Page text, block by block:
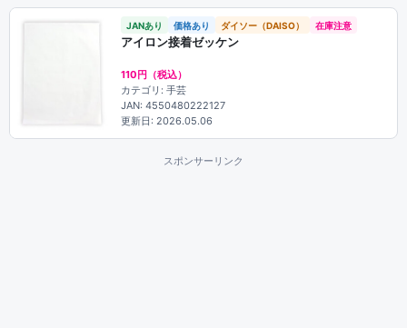
JANあり 価格あり ダイソー（DAISO） 在庫注意
アイロン接着ゼッケン
110円（税込）
カテゴリ: 手芸
JAN: 4550480222127
更新日: 2026.05.06
スポンサーリンク